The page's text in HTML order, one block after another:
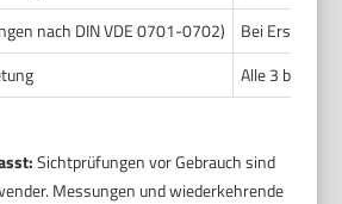
nach DIN VDE 0701-0702)
Bei
Alle 3 bis 6
Sichtprüfungen vor Gebrauch sind
Messungen und wiederkehrende